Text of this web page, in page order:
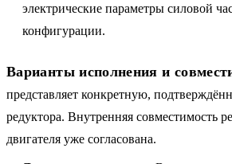
электрические параметры силовой
конфигурации.
Варианты исполнения и
представляет конкретную,
редуктора. Внутренняя совместимость
двигателя уже согласована.